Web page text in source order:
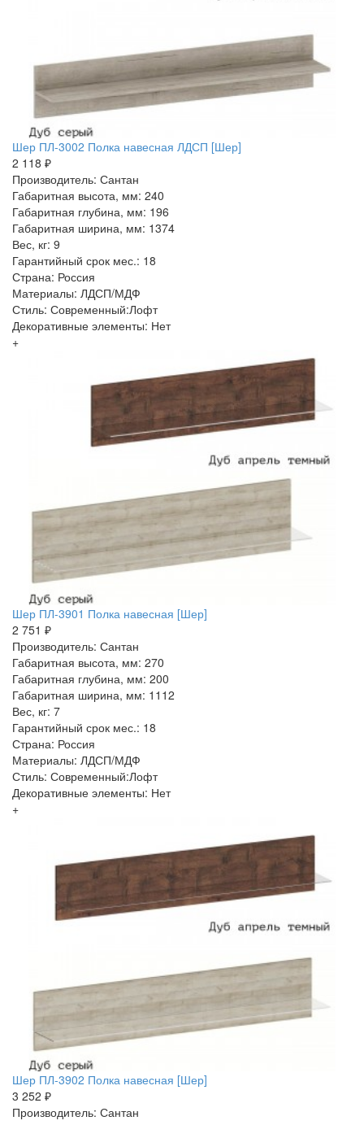
Шер ПЛ-3002 Полка навесная ЛДСП [Шер]
2 118 ₽
Производитель: Сантан
Габаритная высота, мм: 240
Габаритная глубина, мм: 196
Габаритная ширина, мм: 1374
Вес, кг: 9
Гарантийный срок мес.: 18
Страна: Россия
Материалы: ЛДСП/МДФ
Стиль: Современный:Лофт
Декоративные элементы: Нет
+
Шер ПЛ-3901 Полка навесная [Шер]
2 751 ₽
Производитель: Сантан
Габаритная высота, мм: 270
Габаритная глубина, мм: 200
Габаритная ширина, мм: 1112
Вес, кг: 7
Гарантийный срок мес.: 18
Страна: Россия
Материалы: ЛДСП/МДФ
Стиль: Современный:Лофт
Декоративные элементы: Нет
+
Шер ПЛ-3902 Полка навесная [Шер]
3 252 ₽
Производитель: Сантан